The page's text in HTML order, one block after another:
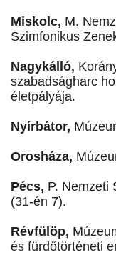
Miskolc, M.
Szimfonikus
Nagykálló,
szabadságharc
életpályája.
Nyírbátor,
Orosháza,
Pécs, P. Nemzeti
(31-én 7).
Révfülöp,
és fürdőtörténeti